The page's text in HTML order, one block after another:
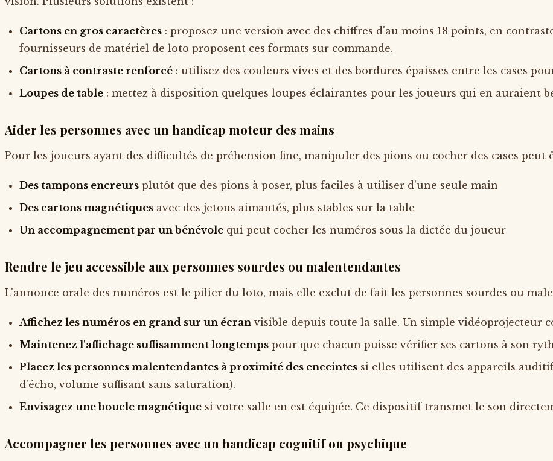
Cartons en gros caractères : proposez une version avec des chiffres d'au moins 18 points, en
fournisseurs de matériel de loto proposent ces formats sur commande.
Cartons à contraste renforcé : utilisez des couleurs vives et des bordures épaisses entre les cases
Loupes de table : mettez à disposition quelques loupes éclairantes pour les joueurs qui en auraient
Aider les personnes avec un handicap moteur des mains
Pour les joueurs ayant des difficultés de préhension fine, manipuler des pions ou cocher des cases peut
Des tampons encreurs plutôt que des pions à poser, plus faciles à utiliser d'une seule main
Des cartons magnétiques avec des jetons aimantés, plus stables sur la table
Un accompagnement par un bénévole qui peut cocher les numéros sous la dictée du joueur
Rendre le jeu accessible aux personnes sourdes ou malentendantes
L'annonce orale des numéros est le pilier du loto, mais elle exclut de fait les personnes sourdes ou
Affichez les numéros en grand sur un écran visible depuis toute la salle. Un simple vidéoprojecteur
Maintenez l'affichage suffisamment longtemps pour que chacun puisse vérifier ses cartons à son
Placez les personnes malentendantes à proximité des enceintes si elles utilisent des appareils
d'écho, volume suffisant sans saturation).
Envisagez une boucle magnétique si votre salle en est équipée. Ce dispositif transmet le son
Accompagner les personnes avec un handicap cognitif ou psychique